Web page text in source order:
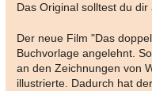
Das Original solltest du
Der neue Film "Das
Buchvorlage angelehnt.
an den Zeichnungen von
illustrierte. Dadurch hat